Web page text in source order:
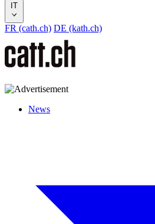
IT
FR (cath.ch) DE (kath.ch)
News